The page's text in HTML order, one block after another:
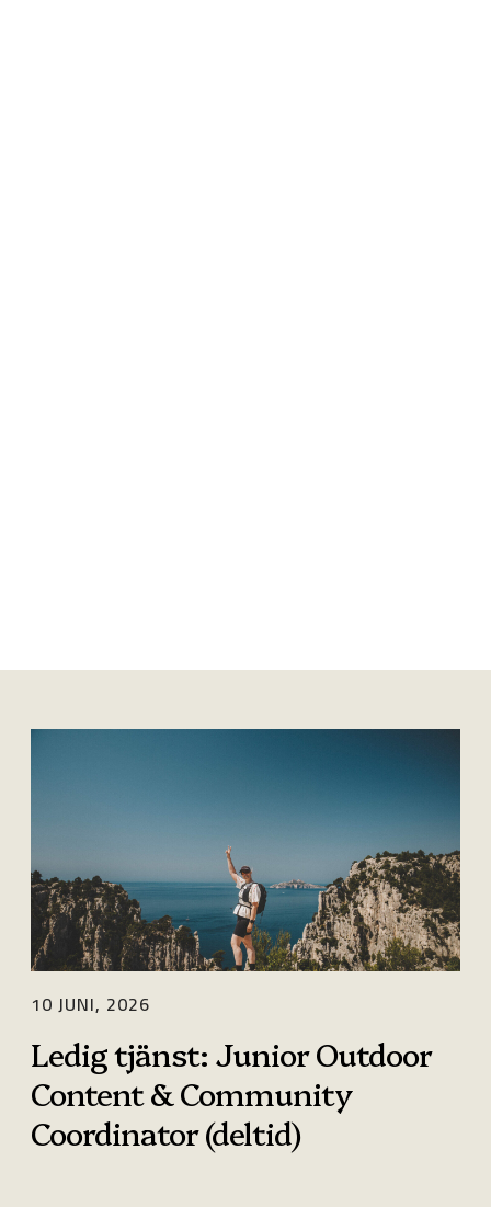
g
j
ä
s
t
:
Ledig tjänst: Junior Outdoor
Content & Community
Coordinator (deltid)
10 JUNI, 2026